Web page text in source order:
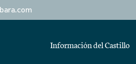
Información del Castillo